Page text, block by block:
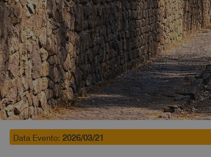
Data Evento: 2026/03/21